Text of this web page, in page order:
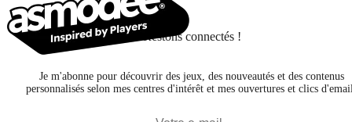
Restons connectés !
Je m'abonne pour découvrir des jeux, des nouveautés et des contenus
personnalisés selon mes centres d'intérêt et mes ouvertures et clics